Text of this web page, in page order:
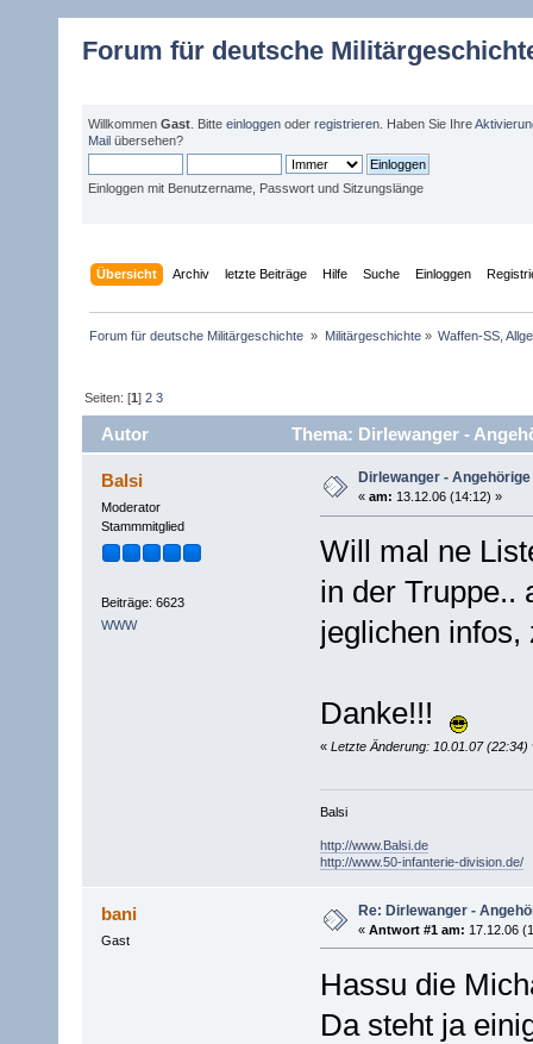
Forum für deutsche
Willkommen Gast . Bitte einloggen oder registrieren . Haben Sie Ihre
Mail übersehen?
Einloggen mit Benutzername, Passwort und Sitzungslänge
Übersicht Archiv letzte Beiträge Hilfe Suche Einloggen
Forum für deutsche Militärgeschichte » Militärgeschichte» Waffen-SS,
Seiten: [1]2 3
Autor Thema: Dirlewanger -
Balsi
Moderator
Stammmitglied
Beiträge: 6623
WWW
Dirlewanger -
« am: 13.12.06 (14:12) »
Will mal ne
in der Truppe..
jeglichen infos,
Danke!!!
« Letzte Änderung: 10.01.07 (22:34)
Balsi
http://www.Balsi.de
http://www.50-infanterie-division.de/
bani
Gast
Re: Dirlewanger -
« Antwort #1 am: 17.12.06
Hassu die
Da steht ja